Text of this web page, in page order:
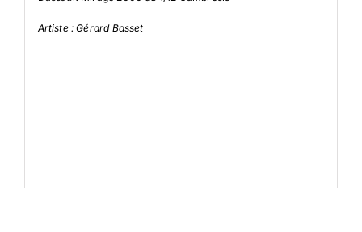
Artiste : Gérard Basset